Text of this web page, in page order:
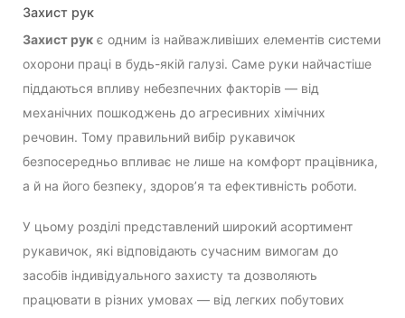
Захист рук
Захист рук є одним із найважливіших елементів системи
охорони праці в будь-якій галузі. Саме руки найчастіше
піддаються впливу небезпечних факторів — від
механічних пошкоджень до агресивних хімічних
речовин. Тому правильний вибір рукавичок
безпосередньо впливає не лише на комфорт працівника,
а й на його безпеку, здоров’я та ефективність роботи.
У цьому розділі представлений широкий асортимент
рукавичок, які відповідають сучасним вимогам до
засобів індивідуального захисту та дозволяють
працювати в різних умовах — від легких побутових